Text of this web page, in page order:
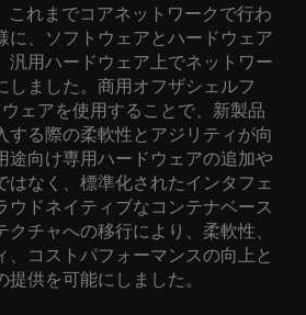
これまでコアネットワークで行わ
に、ソフトウェアとハードウェア
汎用ハードウェア上でネットワー
しました。商用オフザシェルフ
ウェアを使用することで、新製品
する際の柔軟性とアジリティが向
途向け専用ハードウェアの追加や
はなく、標準化されたインタフェ
ウドネイティブなコンテナベース
チャへの移行により、柔軟性、
、コストパフォーマンスの向上と
供を可能にしました。